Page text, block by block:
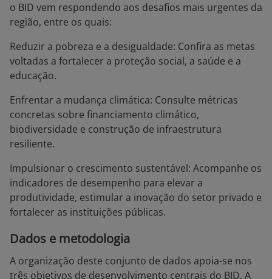
o BID vem respondendo aos desafios mais urgentes da
região, entre os quais:
Reduzir a pobreza e a desigualdade: Confira as metas
voltadas a fortalecer a proteção social, a saúde e a
educação.
Enfrentar a mudança climática: Consulte métricas
concretas sobre financiamento climático,
biodiversidade e construção de infraestrutura
resiliente.
Impulsionar o crescimento sustentável: Acompanhe os
indicadores de desempenho para elevar a
produtividade, estimular a inovação do setor privado e
fortalecer as instituições públicas.
Dados e metodologia
A organização deste conjunto de dados apoia-se nos
três objetivos de desenvolvimento centrais do BID. A